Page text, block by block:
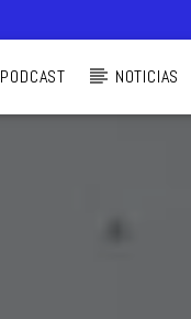
PODCAST NOTICIAS